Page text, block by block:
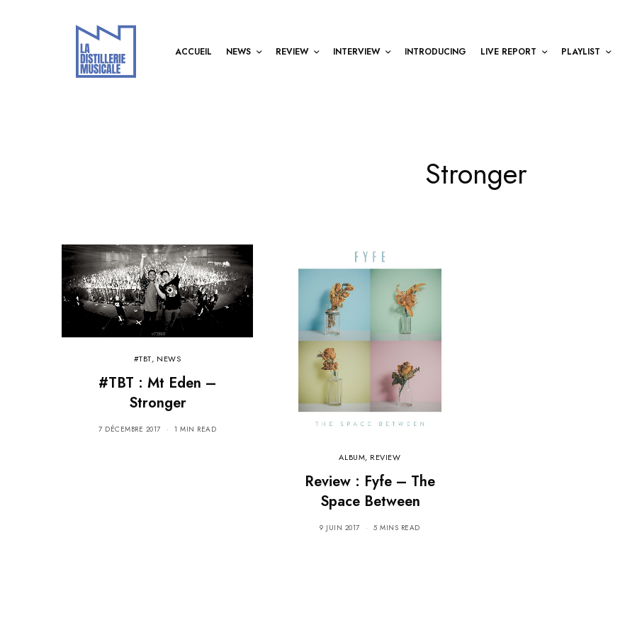
ACCUEIL NEWS REVIEW INTERVIEW INTRODUCING LIVE REPORT PLAYLIST
Stronger
#TBT, NEWS
#TBT : Mt Eden –
Stronger
7 DÉCEMBRE 2017 1 MIN READ
ALBUM, REVIEW
Review : Fyfe – The
Space Between
9 JUIN 2017 5 MINS READ